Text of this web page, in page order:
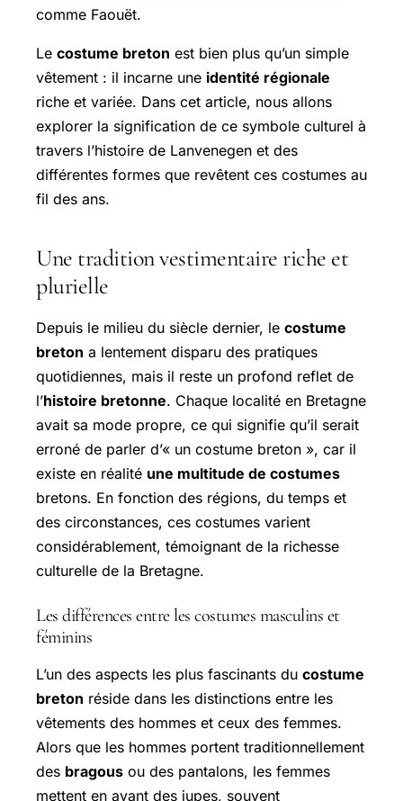
comme Faouët.
Le costume breton est bien plus qu’un simple
vêtement : il incarne une identité régionale
riche et variée. Dans cet article, nous allons
explorer la signification de ce symbole culturel à
travers l’histoire de Lanvenegen et des
différentes formes que revêtent ces costumes au
fil des ans.
Une tradition vestimentaire riche et
plurielle
Depuis le milieu du siècle dernier, le costume
breton a lentement disparu des pratiques
quotidiennes, mais il reste un profond reflet de
l’histoire bretonne. Chaque localité en Bretagne
avait sa mode propre, ce qui signifie qu’il serait
erroné de parler d’« un costume breton », car il
existe en réalité une multitude de costumes
bretons. En fonction des régions, du temps et
des circonstances, ces costumes varient
considérablement, témoignant de la richesse
culturelle de la Bretagne.
Les différences entre les costumes masculins et
féminins
L’un des aspects les plus fascinants du costume
breton réside dans les distinctions entre les
vêtements des hommes et ceux des femmes.
Alors que les hommes portent traditionnellement
des bragous ou des pantalons, les femmes
mettent en avant des jupes, souvent